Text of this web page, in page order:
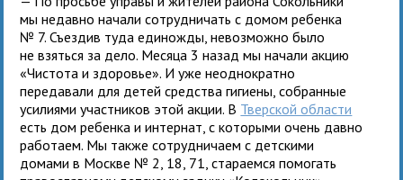
мы недавно начали сотрудничать с домом ребенка
№ 7. Съездив туда единожды, невозможно было
не взяться за дело. Месяца 3 назад мы начали акцию
«Чистота и здоровье». И уже неоднократно
передавали для детей средства гигиены, собранные
усилиями участников этой акции. В Тверской области
есть дом ребенка и интернат, с которыми очень давно
работаем. Мы также сотрудничаем с детскими
домами в Москве № 2, 18, 71, стараемся помогать